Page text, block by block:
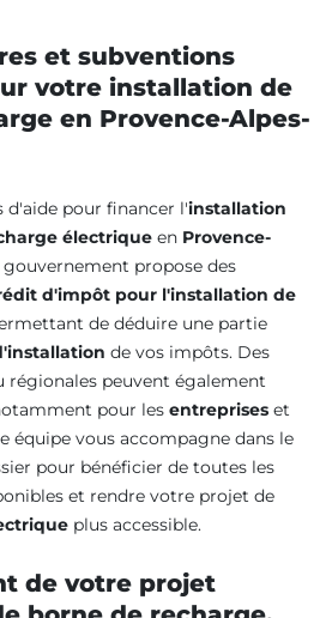
et subventions
votre installation de
en Provence-Alpes-
d'aide pour financer l'installation
électrique en Provence-
gouvernement propose des
d'impôt pour l'installation de
de déduire une partie
de vos impôts. Des
régionales peuvent également
pour les entreprises et
équipe vous accompagne dans le
pour bénéficier de toutes les
et rendre votre projet de
plus accessible.
de votre projet